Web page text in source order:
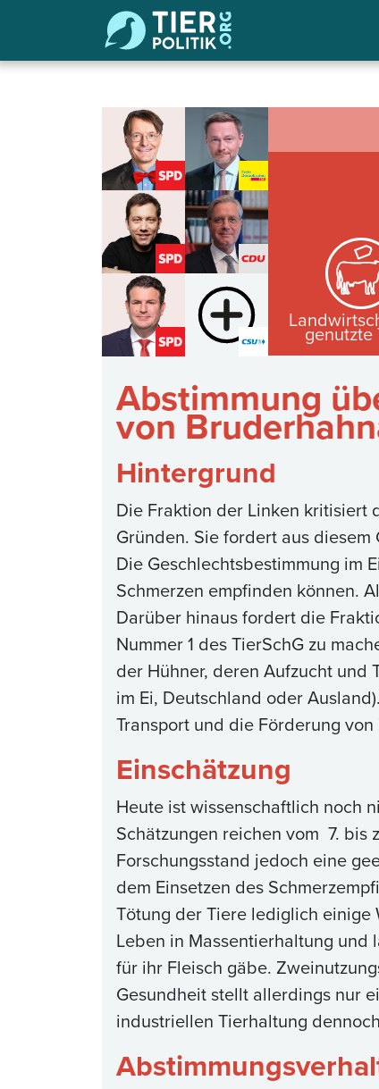
genutzte
Abstimmung
von
Hintergrund
Die Fraktion der Linken kritisiert
Gründen. Sie fordert aus
Die Geschlechtsbestimmung im
Schmerzen empfinden können.
Darüber hinaus fordert die
Nummer 1 des TierSchG zu
der Hühner, deren Aufzucht und
im Ei, Deutschland oder
Transport und die Förderung
Einschätzung
Heute ist wissenschaftlich noch
Schätzungen reichen vom 7. bis
Forschungsstand jedoch eine
dem Einsetzen des
Tötung der Tiere lediglich
Leben in Massentierhaltung und
für ihr Fleisch gäbe.
Gesundheit stellt allerdings nur
industriellen Tierhaltung